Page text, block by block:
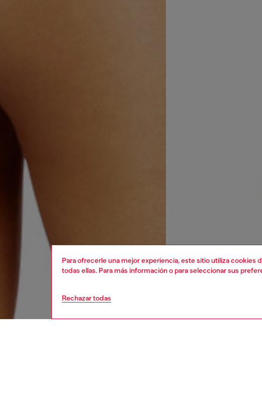
Para ofrecerle una mejor experiencia, este sitio utiliza
todas ellas. Para más información o para seleccionar sus
Rechazar todas